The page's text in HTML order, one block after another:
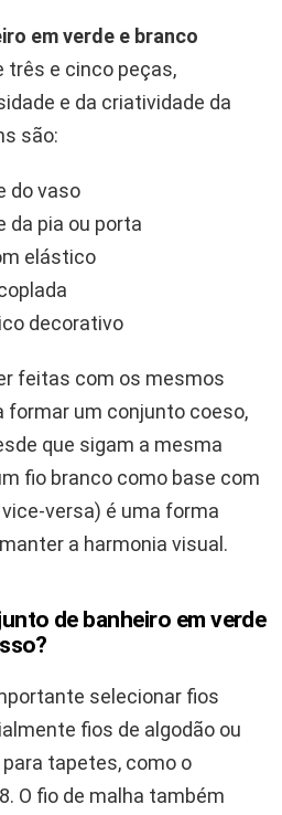
em verde e branco
três e cinco peças,
e da criatividade da
são:
do vaso
da pia ou porta
elástico
decorativo
feitas com os mesmos
formar um conjunto coeso,
que sigam a mesma
fio branco como base com
versa) é uma forma
a harmonia visual.
de banheiro em verde
selecionar fios
fios de algodão ou
tapetes, como o
O fio de malha também